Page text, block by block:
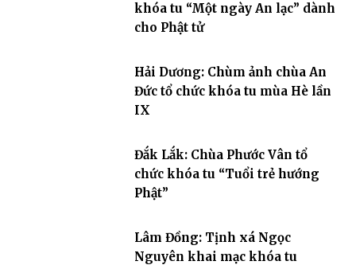
khóa tu “Một ngày An lạc” dành
cho Phật tử
Hải Dương: Chùm ảnh chùa An
Đức tổ chức khóa tu mùa Hè lần
IX
Đắk Lắk: Chùa Phước Vân tổ
chức khóa tu “Tuổi trẻ hướng
Phật”
Lâm Đồng: Tịnh xá Ngọc
Nguyên khai mạc khóa tu